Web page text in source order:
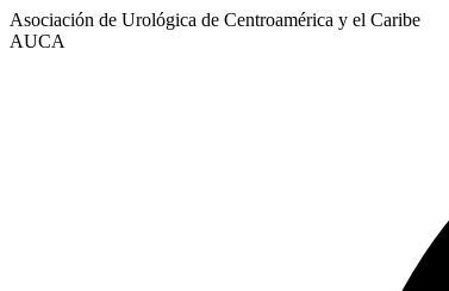
Asociación de Urológica de Centroamérica y el Caribe
AUCA